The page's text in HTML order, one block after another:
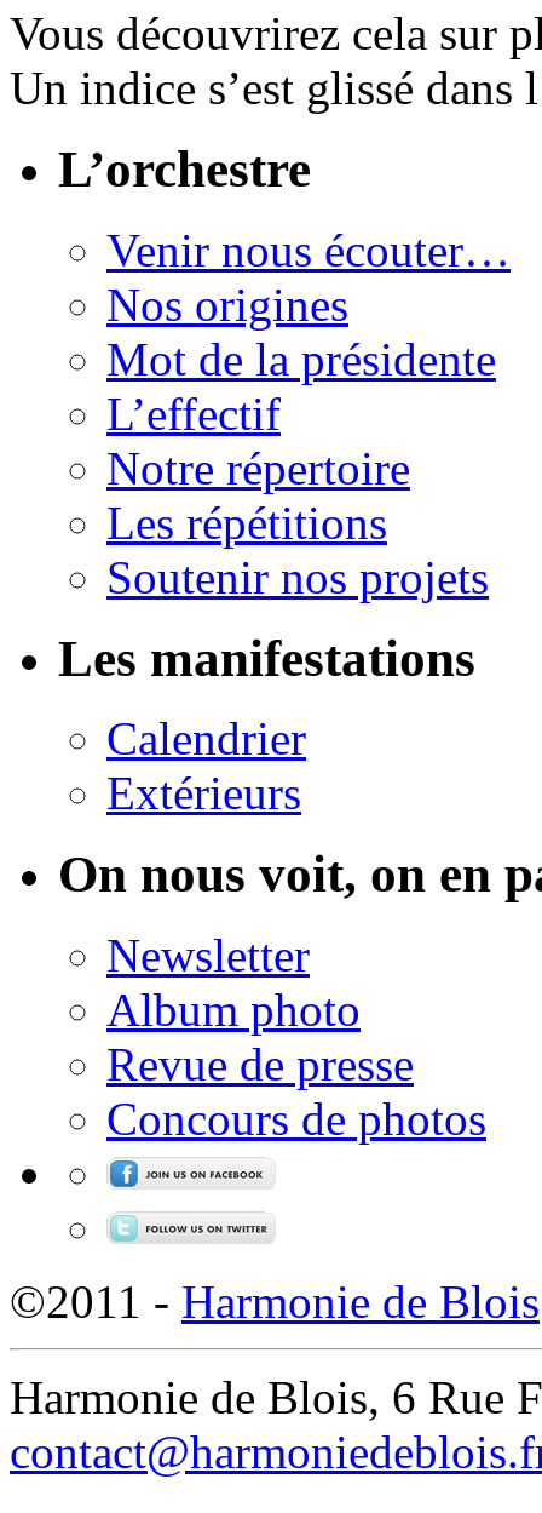
Vous découvrirez cela sur
Un indice s’est glissé
L’orchestre
Venir nous écouter…
Nos origines
Mot de la présidente
L’effectif
Notre répertoire
Les répétitions
Soutenir nos projets
Les manifestations
Calendrier
Extérieurs
On nous voit, on en
Newsletter
Album photo
Revue de presse
Concours de photos
©2011 - Harmonie de Blois
Harmonie de Blois, 6 Rue